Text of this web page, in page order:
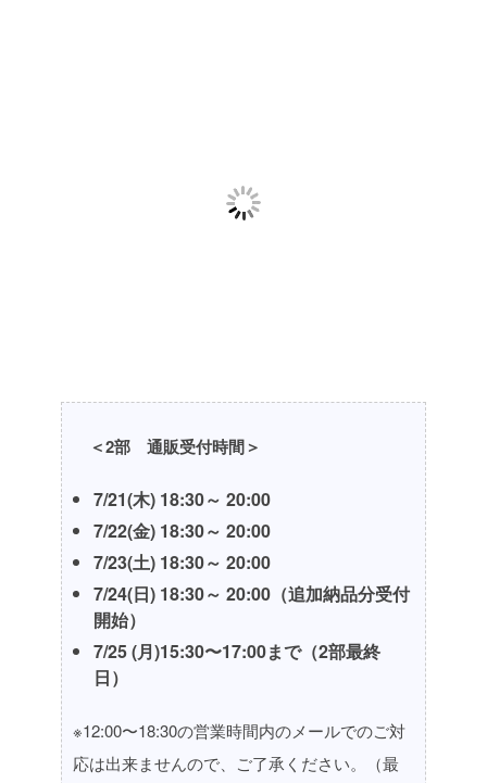
＜2部 通販受付時間＞
7/21(木) 18:30～ 20:00
7/22(金) 18:30～ 20:00
7/23(土) 18:30～ 20:00
7/24(日) 18:30～ 20:00 （追加納品分受付
開始）
7/25 (月)15:30〜17:00まで（2部最終
日）
※12:00〜18:30の営業時間内のメールでのご対
応は出来ませんので、ご了承ください。（最